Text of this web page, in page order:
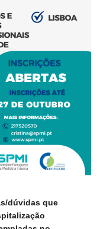
dúvidas que